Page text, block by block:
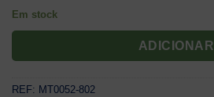
Em stock
ADICIONAR
REF: MT0052-802